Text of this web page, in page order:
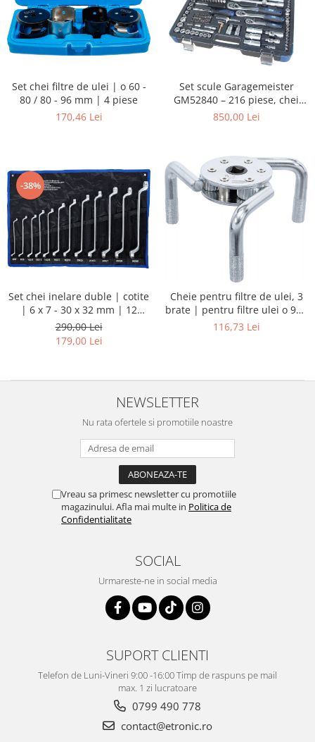
Set chei filtre de ulei | o 60 -
80 / 80 - 96 mm | 4 piese
170,46 Lei
Set scule Garagemeister
GM52840 – 216 piese, chei
tubulare 1/4”, 3/8”, 1/2”, biți,
850,00 Lei
-38%
Set chei inelare duble | cotite
| 6 x 7 - 30 x 32 mm | 12
piese
290,00 Lei
179,00 Lei
Cheie pentru filtre de ulei, 3
brate | pentru filtre ulei o 95 -
150 mm
116,73 Lei
NEWSLETTER
Nu rata ofertele si promotiile noastre
Vreau sa primesc newsletter cu promotiile
magazinului. Afla mai multe in Politica de
Confidentialitate
SOCIAL
Urmareste-ne in social media
SUPORT CLIENTI
Telefon de Luni-Vineri 9:00 -16:00 Timp de raspuns pe mail
max. 1 zi lucratoare
0799 490 778
contact@etronic.ro